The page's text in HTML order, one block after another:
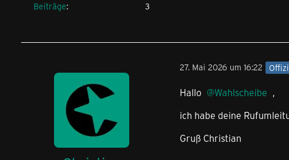
Beiträge
3
27. Mai 2026 um 16:22
Hallo Wahlscheibe ,
ich habe deine
Gruß Christian